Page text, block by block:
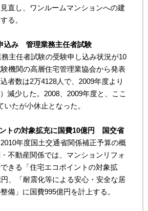
直し、ワンルームマンションへの建
る。
込み 管理業務主任者試験
主任者試験の受験申し込み状況が10
機関の高層住宅管理業協会から発表
者数は2万4128人で、2009年度より
減少した。2008、2009年度と、ここ
いたが小休止となった。
トの対象拡充に国費10億円 国交省
年度国土交通省関係補正予算の概
不動産関係では、マンションリフォ
きる「住宅エコポイントの対象拡
、「耐震化等による安心・安全な居
備」に国費995億円を計上する。